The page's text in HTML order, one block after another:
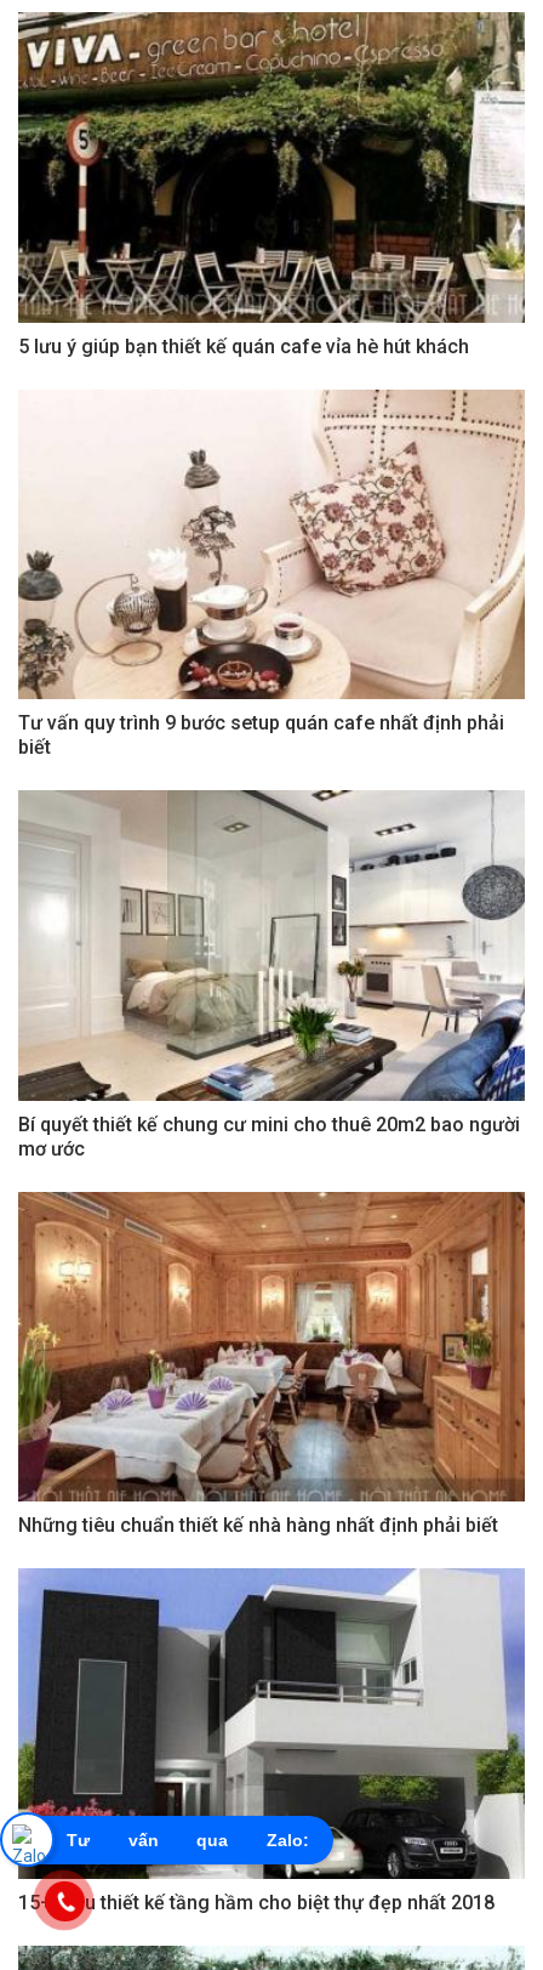
5 lưu ý giúp bạn thiết kế quán cafe vỉa hè hút khách
Tư vấn quy trình 9 bước setup quán cafe nhất định phải
biết
Bí quyết thiết kế chung cư mini cho thuê 20m2 bao người
mơ ước
Những tiêu chuẩn thiết kế nhà hàng nhất định phải biết
15+ Mẫu thiết kế tầng hầm cho biệt thự đẹp nhất 2018
Tư vấn qua Zalo:
0855603456